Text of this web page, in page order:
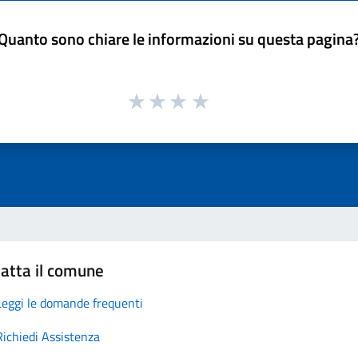
sono chiare le informazioni su questa
il comune
le domande frequenti
Assistenza